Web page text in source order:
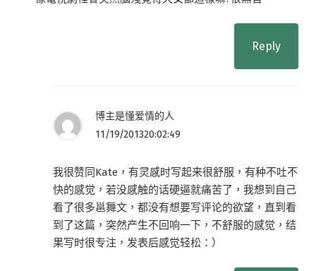
Reply
博主是懂爱情的人
11/19/201320:02:49
我很赞同Kate，有灵感时写起来很舒服，有种不吐不
快的感觉，若没感触的话硬逼就痛苦了，我想到自己
看了很多邕舞文，都没有想要写评论的欲望，直到看
到了这篇，突然产生不回响一下，不舒服的感觉，结
果写时很专注，发表后感觉轻松：）